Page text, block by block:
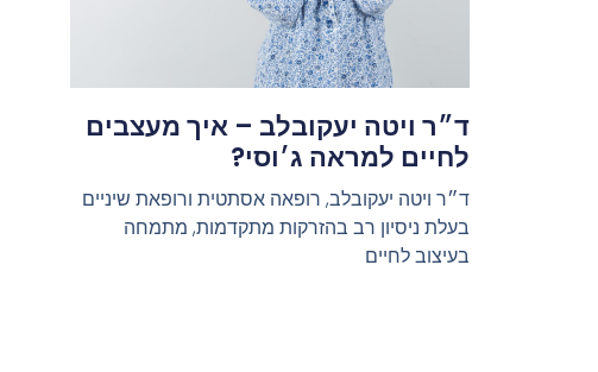
ד״ר ויטה יעקובלב – איך מעצבים
לחיים למראה ג׳וסי?
ד״ר ויטה יעקובלב, רופאה אסתטית ורופאת שיניים
בעלת ניסיון רב בהזרקות מתקדמות, מתמחה
בעיצוב לחיים